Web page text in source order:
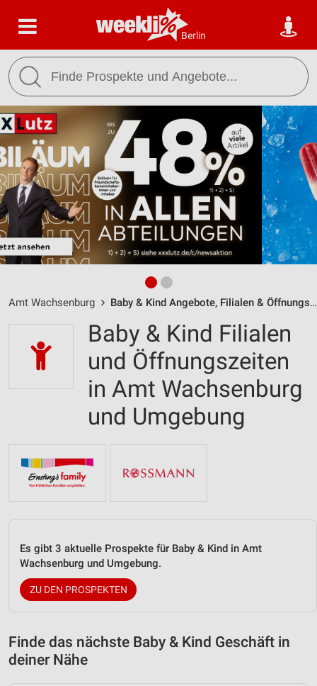
Berlin
Amt Wachsenburg Baby & Kind Angebote, Filialen & Öffnungszeiten
Baby & Kind Filialen
und Öffnungszeiten
in Amt Wachsenburg
und Umgebung
Es gibt 3 aktuelle Prospekte für Baby & Kind in Amt
Wachsenburg und Umgebung.
ZU DEN PROSPEKTEN
Finde das nächste Baby & Kind Geschäft in
deiner Nähe